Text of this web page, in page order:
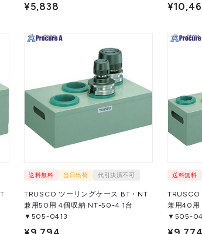
¥5,838
送料無料 当日出荷 代引決済不可
TRUSCO ツーリングケース BT・NT
兼用50用 4個収納 NT-50-4 1台
▼505-0413
送料無料
TRUSCO
兼用40用
▼505-